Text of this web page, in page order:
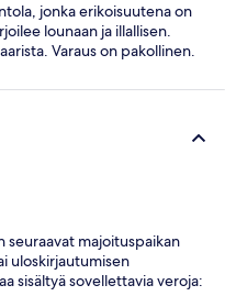
jonka erikoisuutena on
lounaan ja illallisen.
Varaus on pakollinen.
seuraavat majoituspaikan
uloskirjautumisen
sisältyä sovellettavia veroja: